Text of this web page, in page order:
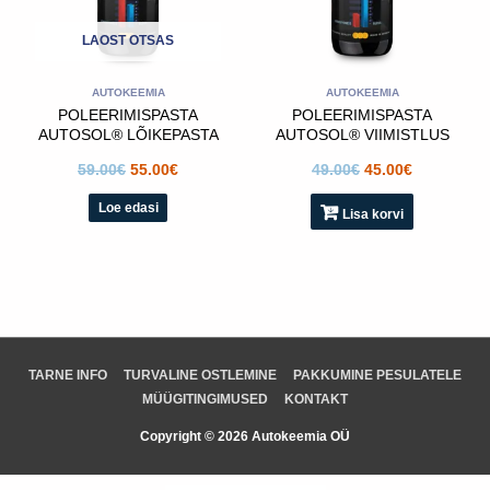
LAOST OTSAS
AUTOKEEMIA
POLEERIMISPASTA
AUTOSOL® LÕIKEPASTA
PREMIUM
59.00€ 55.00€
Loe edasi
AUTOKEEMIA
POLEERIMISPASTA
AUTOSOL® VIIMISTLUS
FINISH PREMIUM
49.00€ 45.00€
Lisa korvi
TARNE INFO TURVALINE OSTLEMINE
PAKKUMINE PESULATELE
MÜÜGITINGIMUSED
KONTAKT
Copyright © 2026 Autokeemia OÜ